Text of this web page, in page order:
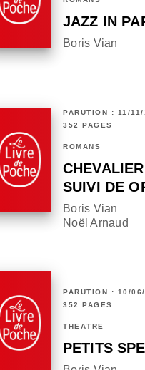
JAZZ IN
Boris Vian
PARUTION : 11/
352 PAGES
ROMANS
SUIVI DE
Boris Vian
Noël Arnaud
PARUTION : 10/
352 PAGES
THÉÂTRE
PETITS